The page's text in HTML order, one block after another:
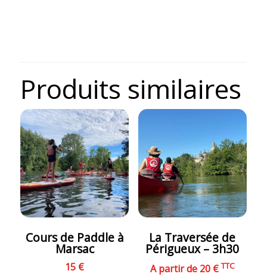
Produits similaires
Cours de Paddle à
Marsac
15 €
La Traversée de
Périgueux – 3h30
A partir de 20 € TTC